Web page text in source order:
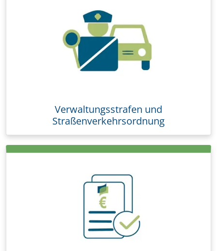
Verwaltungsstrafen und
Straßenverkehrsordnung